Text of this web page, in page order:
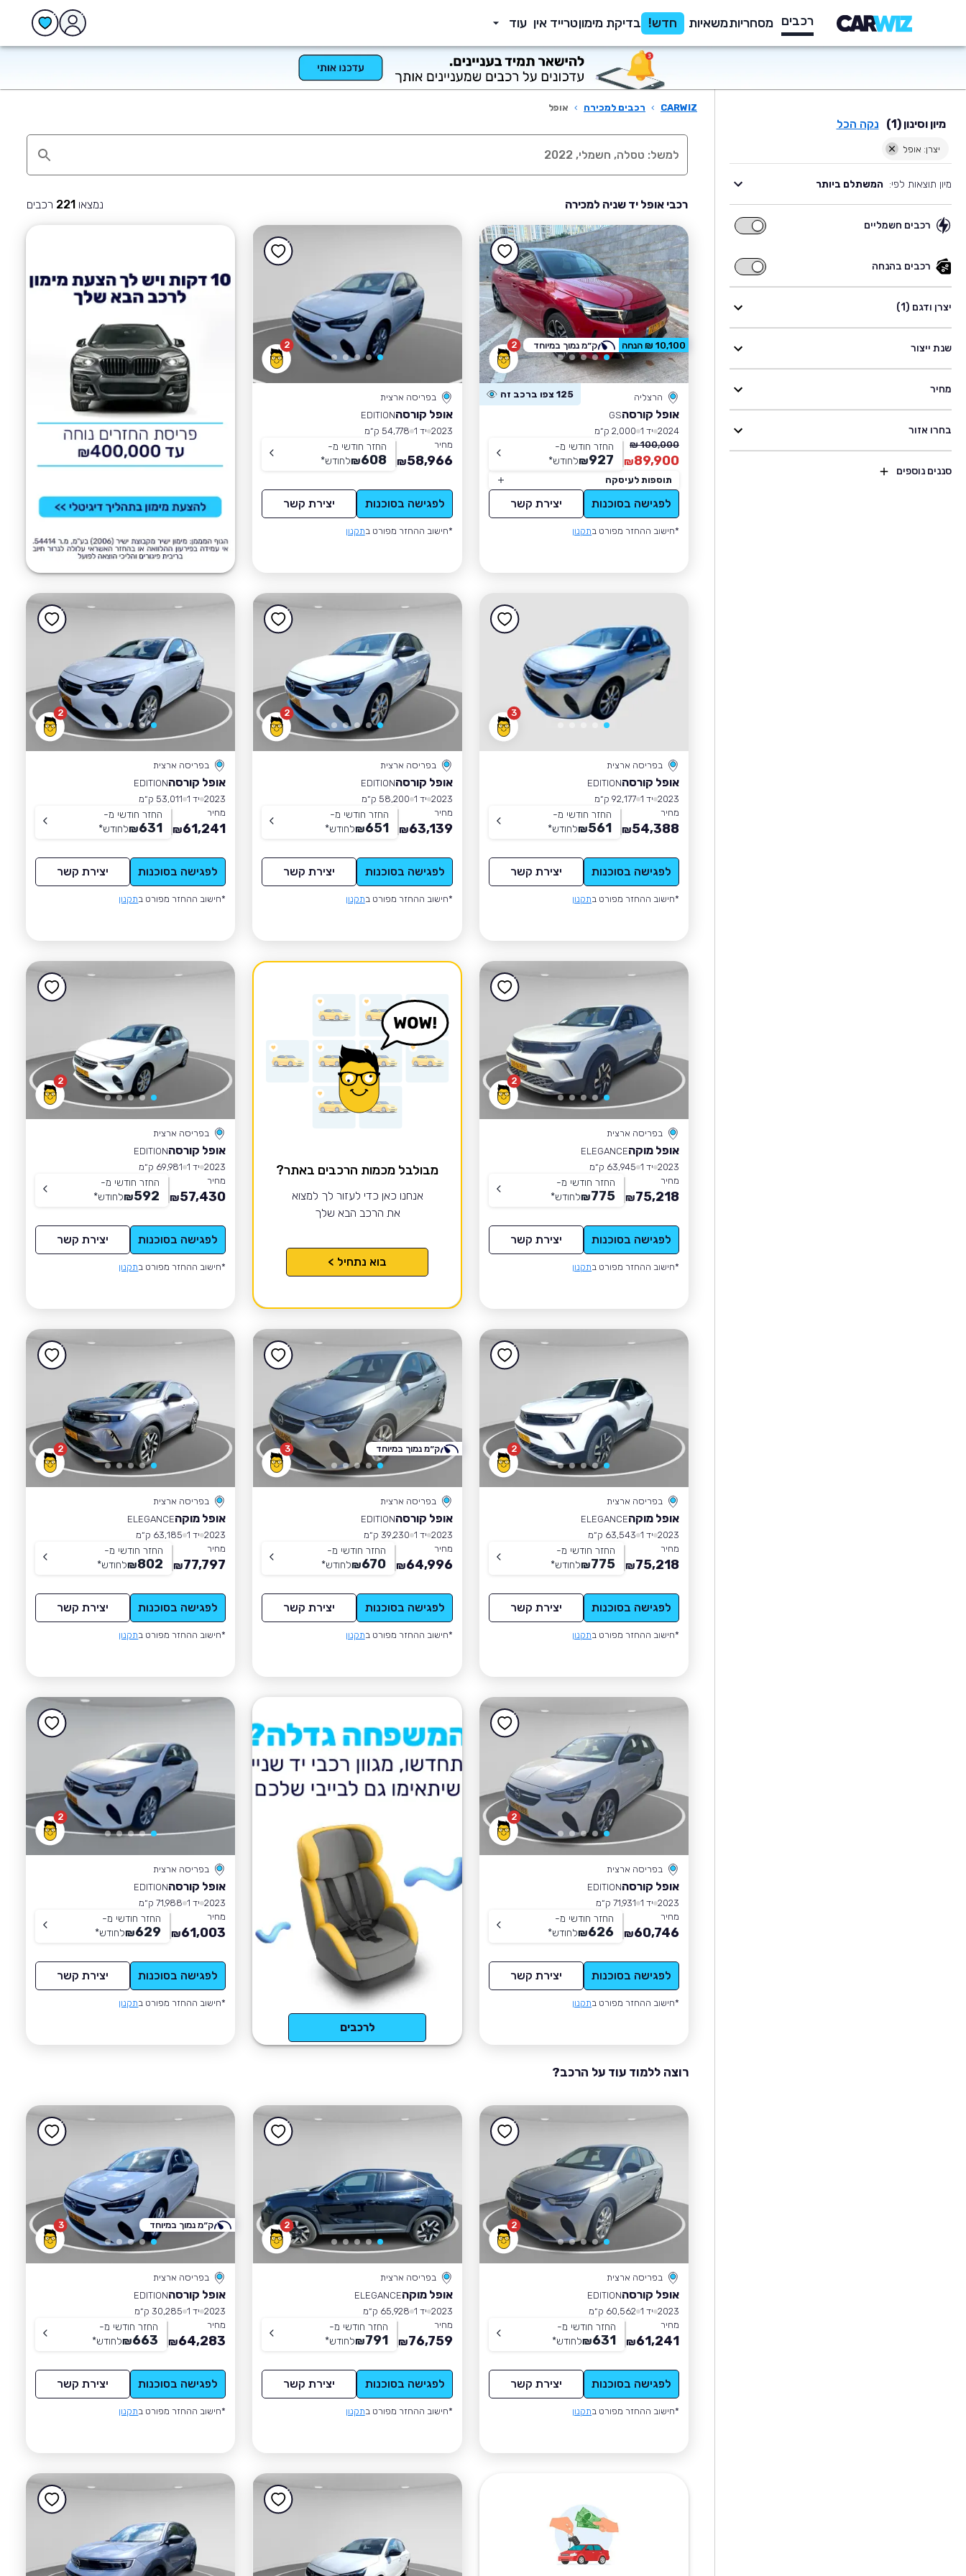
רכבים מסחריותמשאיות חדש! בדיקת מימוןטרייד אין עוד
מיון וסינון (1) נקה הכל
יצרן: אופל
מיון תוצאות לפי: המשתלם ביותר
רכבים חשמליים
רכבים
רכבים בהנחה
רכבים
בהנחה
יצרן ודגם (1)
שנת ייצור
מחיר
בחרו אזור
סננים נוספים
CARWIZ
› רכבים למכירה › אופל
רכבי אופל יד שניה למכירה נמצאו 221 רכבים
2
הרצליה 125 צפו ברכב זה
אופל קורסהGS
2024 יד 1
2,000 ק״מ
100,000 ₪
89,900
₪
החזר חודשי מ-
927
₪לחודש*
תוספות לעיסקה
לפגישה בסוכנות יצירת קשר
*חישוב ההחזר מפורט בתקנון
10,100 ₪ הנחה ק״מ נמוך במיוחד 2
בפריסה ארצית
אופל קורסהEDITION
2023 יד 1
54,778 ק״מ
מחיר
58,966
₪
החזר חודשי מ-
608
₪לחודש*
לפגישה בסוכנות יצירת קשר
*חישוב ההחזר מפורט בתקנון
3
בפריסה ארצית
אופל קורסהEDITION
2023 יד 1
92,177 ק״מ
מחיר
54,388
₪
החזר חודשי מ-
561
₪לחודש*
לפגישה בסוכנות יצירת קשר
*חישוב ההחזר מפורט בתקנון
2
בפריסה ארצית
אופל קורסהEDITION
2023 יד 1
58,200 ק״מ
מחיר
63,139
₪
החזר חודשי מ-
651
₪לחודש*
לפגישה בסוכנות יצירת קשר
*חישוב ההחזר מפורט בתקנון
2
בפריסה ארצית
אופל קורסהEDITION
2023 יד 1
53,011 ק״מ
מחיר
61,241
₪
החזר חודשי מ-
631
₪לחודש*
לפגישה בסוכנות יצירת קשר
*חישוב ההחזר מפורט בתקנון
2
בפריסה ארצית
אופל מוקהELEGANCE
2023 יד 1
63,945 ק״מ
מחיר
75,218
₪
החזר חודשי מ-
775
₪לחודש*
לפגישה בסוכנות יצירת קשר
*חישוב ההחזר מפורט בתקנון
מבולבל מכמות הרכבים באתר?
אנחנו כאן כדי לעזור לך למצוא
את הרכב הבא שלך
בוא נתחיל >
2
בפריסה ארצית
אופל קורסהEDITION
2023 יד 1
69,981 ק״מ
מחיר
57,430
₪
החזר חודשי מ-
592
₪לחודש*
לפגישה בסוכנות יצירת קשר
*חישוב ההחזר מפורט בתקנון
2
בפריסה ארצית
אופל מוקהELEGANCE
2023 יד 1
63,543 ק״מ
מחיר
75,218
₪
החזר חודשי מ-
775
₪לחודש*
לפגישה בסוכנות יצירת קשר
*חישוב ההחזר מפורט בתקנון
3
בפריסה ארצית
אופל קורסהEDITION
2023 יד 1
39,230 ק״מ
מחיר
64,996
₪
החזר חודשי מ-
670
₪לחודש*
לפגישה בסוכנות יצירת קשר
*חישוב ההחזר מפורט בתקנון
ק״מ נמוך במיוחד 2
בפריסה ארצית
אופל מוקהELEGANCE
2023 יד 1
63,185 ק״מ
מחיר
77,797
₪
החזר חודשי מ-
802
₪לחודש*
לפגישה בסוכנות יצירת קשר
*חישוב ההחזר מפורט בתקנון
2
בפריסה ארצית
אופל קורסהEDITION
2023 יד 1
71,931 ק״מ
מחיר
60,746
₪
החזר חודשי מ-
626
₪לחודש*
לפגישה בסוכנות יצירת קשר
*חישוב ההחזר מפורט בתקנון
לרכבים
2
בפריסה ארצית
אופל קורסהEDITION
2023 יד 1
71,988 ק״מ
מחיר
61,003
₪
החזר חודשי מ-
629
₪לחודש*
לפגישה בסוכנות יצירת קשר
*חישוב ההחזר מפורט בתקנון
רוצה ללמוד עוד על הרכב?
2
בפריסה ארצית
אופל קורסהEDITION
2023 יד 1
60,562 ק״מ
מחיר
61,241
₪
החזר חודשי מ-
631
₪לחודש*
לפגישה בסוכנות יצירת קשר
*חישוב ההחזר מפורט בתקנון
2
בפריסה ארצית
אופל מוקהELEGANCE
2023 יד 1
65,928 ק״מ
מחיר
76,759
₪
החזר חודשי מ-
791
₪לחודש*
לפגישה בסוכנות יצירת קשר
*חישוב ההחזר מפורט בתקנון
3
בפריסה ארצית
אופל קורסהEDITION
2023 יד 1
30,285 ק״מ
מחיר
64,283
₪
החזר חודשי מ-
663
₪לחודש*
לפגישה בסוכנות יצירת קשר
*חישוב ההחזר מפורט בתקנון
ק״מ נמוך במיוחד